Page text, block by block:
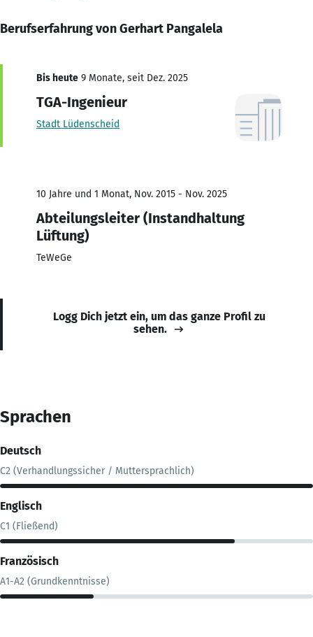
Berufserfahrung von Gerhart Pangalela
Bis heute 9 Monate, seit Dez. 2025
TGA-Ingenieur
Stadt Lüdenscheid
10 Jahre und 1 Monat, Nov. 2015 - Nov. 2025
Abteilungsleiter (Instandhaltung
Lüftung)
TeWeGe
Logg Dich jetzt ein, um das ganze Profil zu
sehen.
Sprachen
Deutsch
C2 (Verhandlungssicher / Muttersprachlich)
Englisch
C1 (Fließend)
Französisch
A1-A2 (Grundkenntnisse)